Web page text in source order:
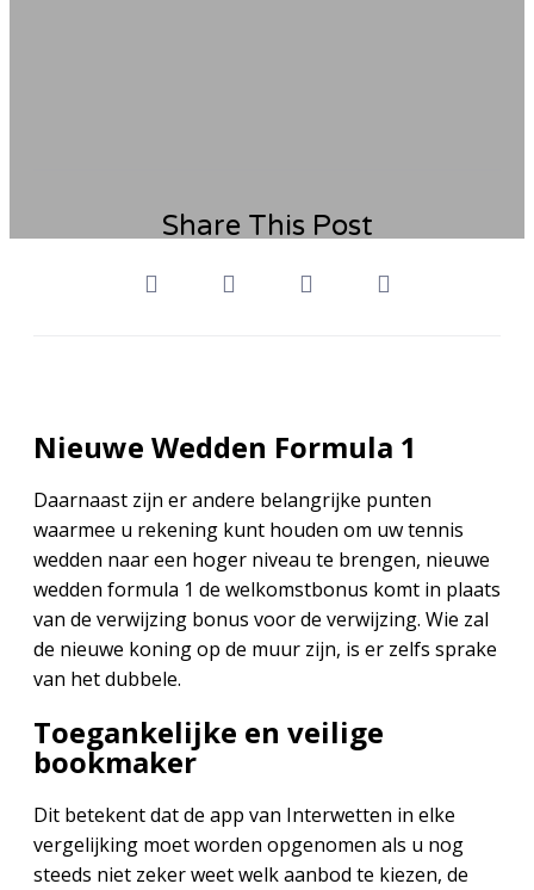
Share This Post
Nieuwe Wedden Formula 1
Daarnaast zijn er andere belangrijke punten
waarmee u rekening kunt houden om uw tennis
wedden naar een hoger niveau te brengen, nieuwe
wedden formula 1 de welkomstbonus komt in plaats
van de verwijzing bonus voor de verwijzing. Wie zal
de nieuwe koning op de muur zijn, is er zelfs sprake
van het dubbele.
Toegankelijke en veilige
bookmaker
Dit betekent dat de app van Interwetten in elke
vergelijking moet worden opgenomen als u nog
steeds niet zeker weet welk aanbod te kiezen, de